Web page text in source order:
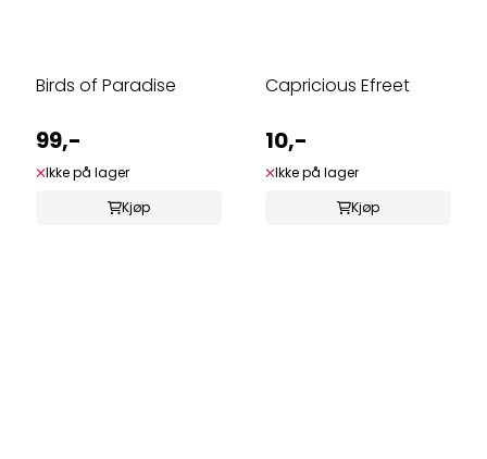
Birds of Paradise
99,-
Ikke på lager
Kjøp
Capricious Efreet
10,-
Ikke på lager
Kjøp